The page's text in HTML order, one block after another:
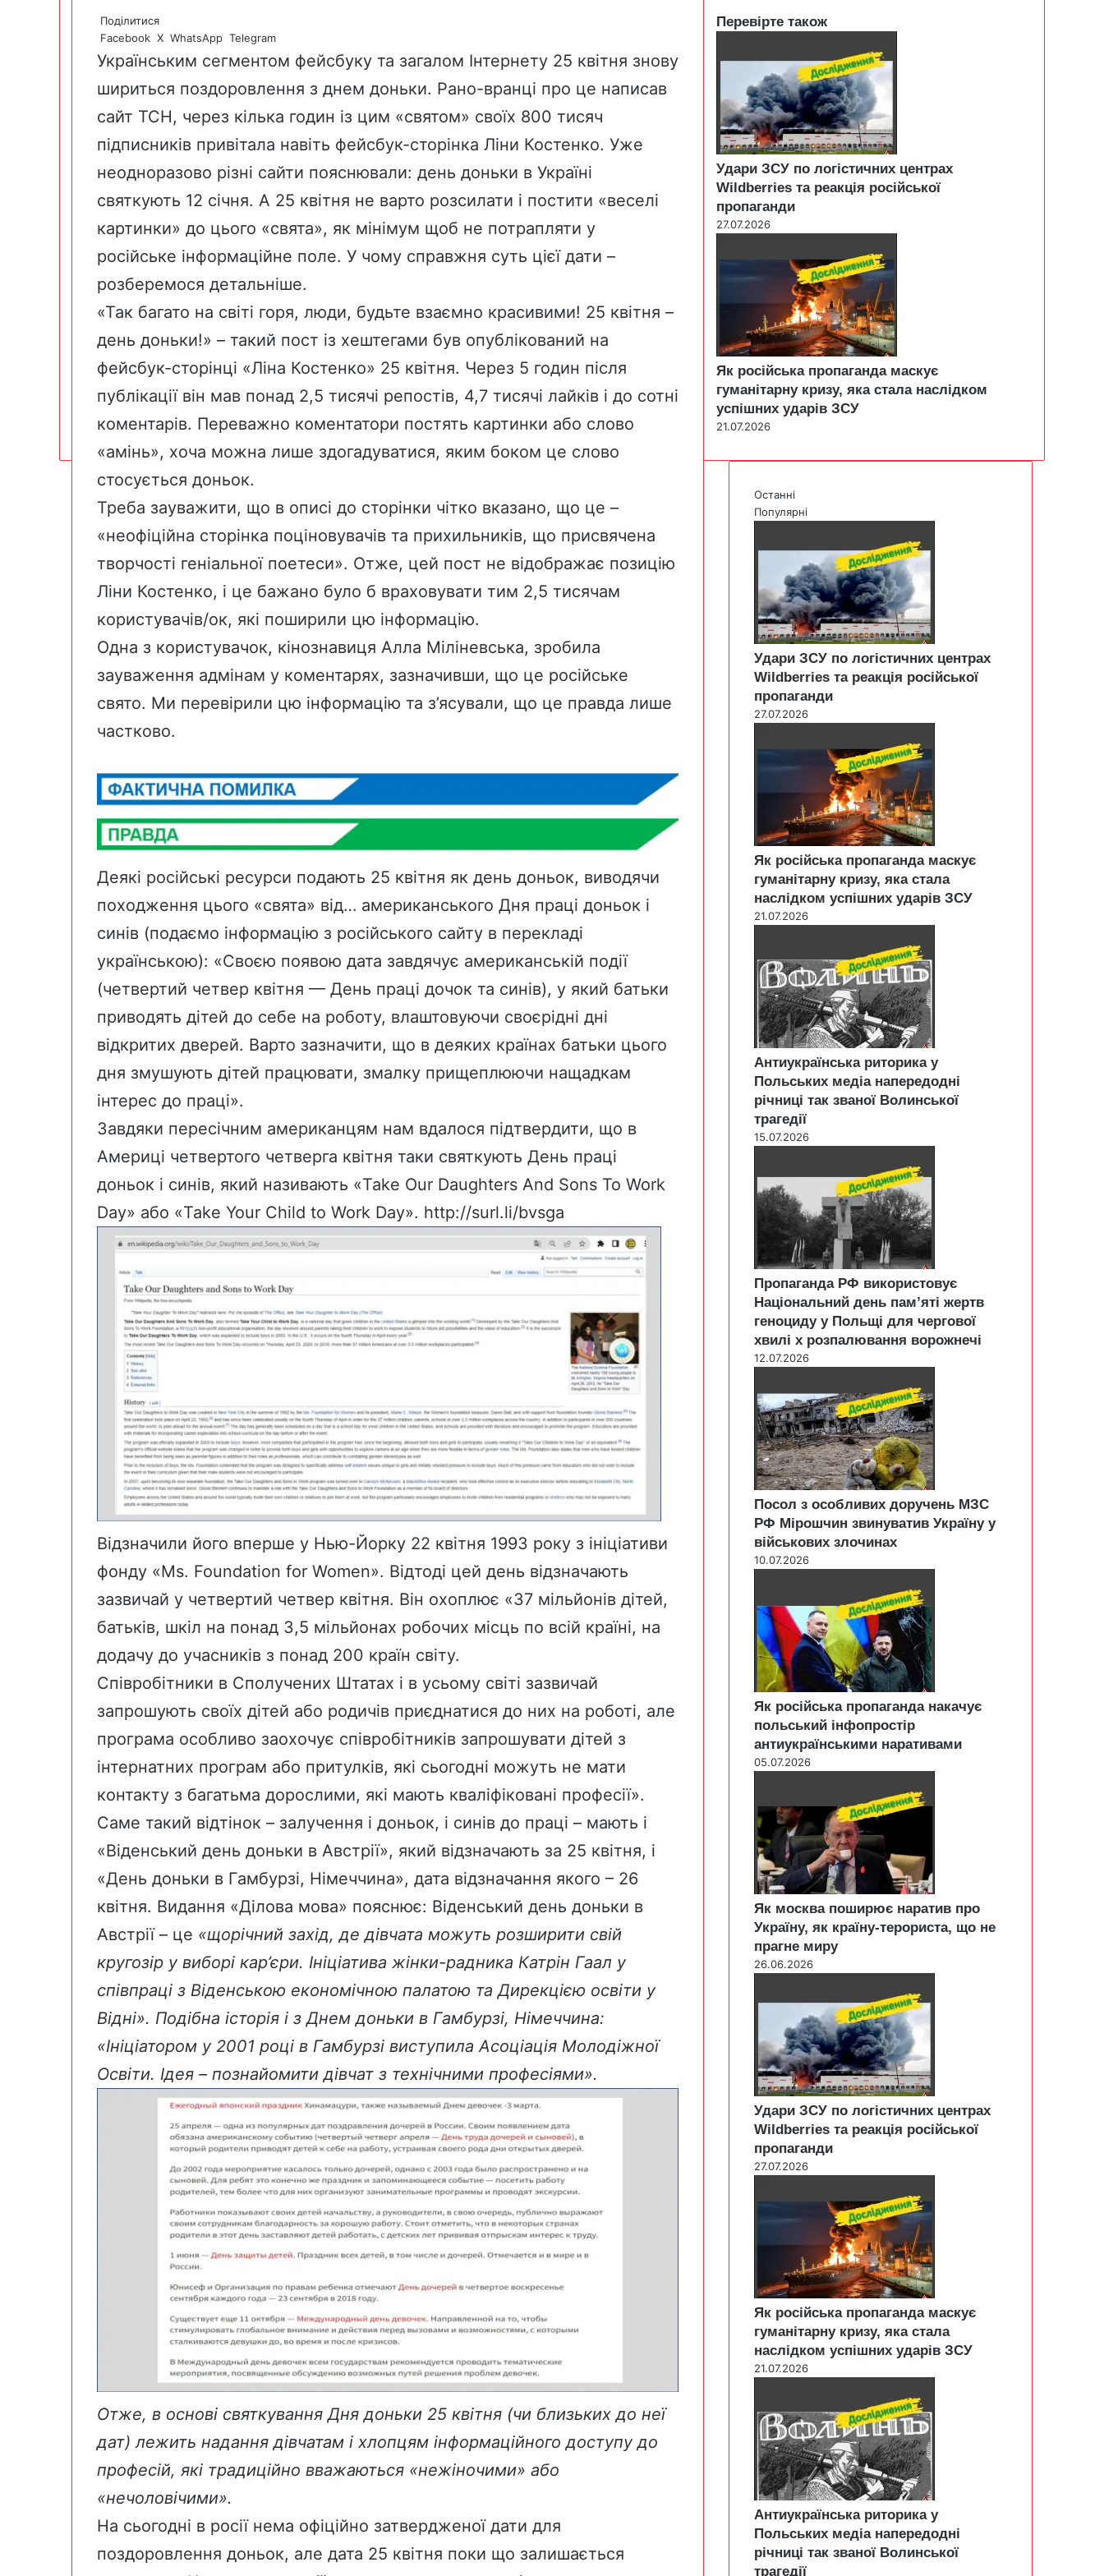
Поділитися
Facebook X WhatsApp Telegram
Українським сегментом фейсбуку та загалом Інтернету 25 квітня знову
шириться поздоровлення з днем доньки. Рано-вранці про це написав
сайт ТСН, через кілька годин із цим «святом» своїх 800 тисяч
підписників привітала навіть фейсбук-сторінка Ліни Костенко. Уже
неодноразово різні сайти пояснювали: день доньки в Україні
святкують 12 січня. А 25 квітня не варто розсилати і постити «веселі
картинки» до цього «свята», як мінімум щоб не потрапляти у
російське інформаційне поле. У чому справжня суть цієї дати –
розберемося детальніше.
«Так багато на світі горя, люди, будьте взаємно красивими! 25 квітня –
день доньки!» – такий пост із хештегами був опублікований на
фейсбук-сторінці «Ліна Костенко» 25 квітня. Через 5 годин після
публікації він мав понад 2,5 тисячі репостів, 4,7 тисячі лайків і до сотні
коментарів. Переважно коментатори постять картинки або слово
«амінь», хоча можна лише здогадуватися, яким боком це слово
стосується доньок.
Треба зауважити, що в описі до сторінки чітко вказано, що це –
«неофіційна сторінка поціновувачів та прихильників, що присвячена
творчості геніальної поетеси». Отже, цей пост не відображає позицію
Ліни Костенко, і це бажано було б враховувати тим 2,5 тисячам
користувачів/ок, які поширили цю інформацію.
Одна з користувачок, кінознавиця Алла Міліневська, зробила
зауваження адмінам у коментарях, зазначивши, що це російське
свято. Ми перевірили цю інформацію та з’ясували, що це правда лише
частково.
Деякі російські ресурси подають 25 квітня як день доньок, виводячи
походження цього «свята» від… американського Дня праці доньок і
синів (подаємо інформацію з російського сайту в перекладі
українською): «Своєю появою дата завдячує американській події
(четвертий четвер квітня — День праці дочок та синів), у який батьки
приводять дітей до себе на роботу, влаштовуючи своєрідні дні
відкритих дверей. Варто зазначити, що в деяких країнах батьки цього
дня змушують дітей працювати, змалку прищеплюючи нащадкам
інтерес до праці».
Завдяки пересічним американцям нам вдалося підтвердити, що в
Америці четвертого четверга квітня таки святкують День праці
доньок і синів, який називають «Take Our Daughters And Sons To Work
Day» або «Take Your Child to Work Day». http://surl.li/bvsga
Відзначили його вперше у Нью-Йорку 22 квітня 1993 року з ініціативи
фонду «Ms. Foundation for Women». Відтоді цей день відзначають
зазвичай у четвертий четвер квітня. Він охоплює «37 мільйонів дітей,
батьків, шкіл на понад 3,5 мільйонах робочих місць по всій країні, на
додачу до учасників з понад 200 країн світу.
Співробітники в Сполучених Штатах і в усьому світі зазвичай
запрошують своїх дітей або родичів приєднатися до них на роботі, але
програма особливо заохочує співробітників запрошувати дітей з
інтернатних програм або притулків, які сьогодні можуть не мати
контакту з багатьма дорослими, які мають кваліфіковані професії».
Саме такий відтінок – залучення і доньок, і синів до праці – мають і
«Віденський день доньки в Австрії», який відзначають за 25 квітня, і
«День доньки в Гамбурзі, Німеччина», дата відзначання якого – 26
квітня. Видання «Ділова мова» пояснює: Віденський день доньки в
Австрії – це «щорічний захід, де дівчата можуть розширити свій
кругозір у виборі кар’єри. Ініціатива жінки-радника Катрін Гаал у
співпраці з Віденською економічною палатою та Дирекцією освіти у
Відні». Подібна історія і з Днем доньки в Гамбурзі, Німеччина:
«Ініціатором у 2001 році в Гамбурзі виступила Асоціація Молодіжної
Освіти. Ідея – познайомити дівчат з технічними професіями».
Отже, в основі святкування Дня доньки 25 квітня (чи близьких до неї
дат) лежить надання дівчатам і хлопцям інформаційного доступу до
професій, які традиційно вважаються «нежіночими» або
«нечоловічими».
На сьогодні в росії нема офіційно затвердженої дати для
поздоровлення доньок, але дата 25 квітня поки що залишається
Перевірте також
Удари ЗСУ по логістичних центрах
Wildberries та реакція російської
пропаганди
27.07.2026
Як російська пропаганда маскує
гуманітарну кризу, яка стала наслідком
успішних ударів ЗСУ
21.07.2026
Останні
Популярні
Удари ЗСУ по логістичних центрах
Wildberries та реакція російської
пропаганди
27.07.2026
Як російська пропаганда маскує
гуманітарну кризу, яка стала
наслідком успішних ударів ЗСУ
21.07.2026
Антиукраїнська риторика у
Польських медіа напередодні
річниці так званої Волинської
трагедії
15.07.2026
Пропаганда РФ використовує
Національний день пам’яті жертв
геноциду у Польщі для чергової
хвилі х розпалювання ворожнечі
12.07.2026
Посол з особливих доручень МЗС
РФ Мірошчин звинуватив Україну у
військових злочинах
10.07.2026
Як російська пропаганда накачує
польський інфопростір
антиукраїнськими наративами
05.07.2026
Як москва поширює наратив про
Україну, як країну-терориста, що не
прагне миру
26.06.2026
Удари ЗСУ по логістичних центрах
Wildberries та реакція російської
пропаганди
27.07.2026
Як російська пропаганда маскує
гуманітарну кризу, яка стала
наслідком успішних ударів ЗСУ
21.07.2026
Антиукраїнська риторика у
Польських медіа напередодні
річниці так званої Волинської
трагедії